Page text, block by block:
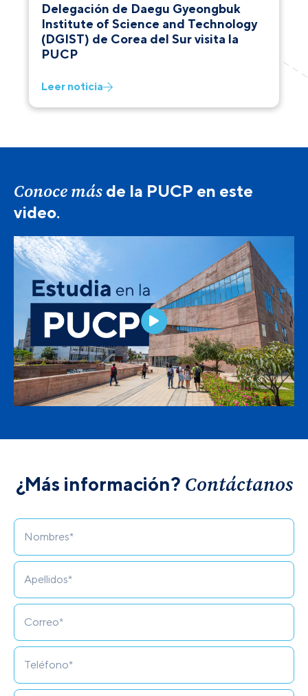
Delegación de Daegu Gyeongbuk
Institute of Science and Technology
(DGIST) de Corea del Sur visita la
PUCP
Leer noticia
Conoce más de la PUCP en este
video.
¿Más información? Contáctanos